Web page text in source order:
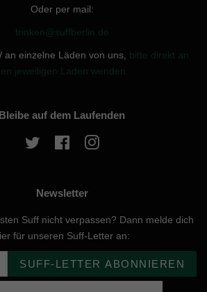
Oder per mail:
trinken@suffberlin.de
an einzelne Läden von uns, bitte direkt an
jeweiligen Laden wenden.
Bleibe auf dem Laufenden
Twitter Facebook
Newsletter
Suff nicht verpassen? Dann melde dich
für unseren Suff-Letter an:
SUFF-LETTER ABONNIEREN